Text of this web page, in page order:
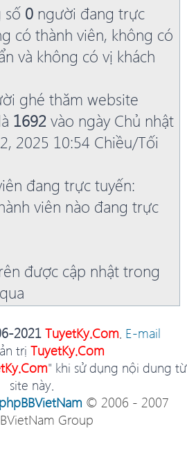
số 0 người đang trực
có thành viên, không có
và không có vị khách
ghé thăm website
1692 vào ngày Chủ nhật
2025 10:54 Chiều/Tối
đang trực tuyến:
viên nào đang trực
được cập nhật trong
2021 TuyetKy.Com. E-mail
trị TuyetKy.Com
" khi sử dụng nội dung từ
site này.
phpBBVietNam © 2006 - 2007
Group